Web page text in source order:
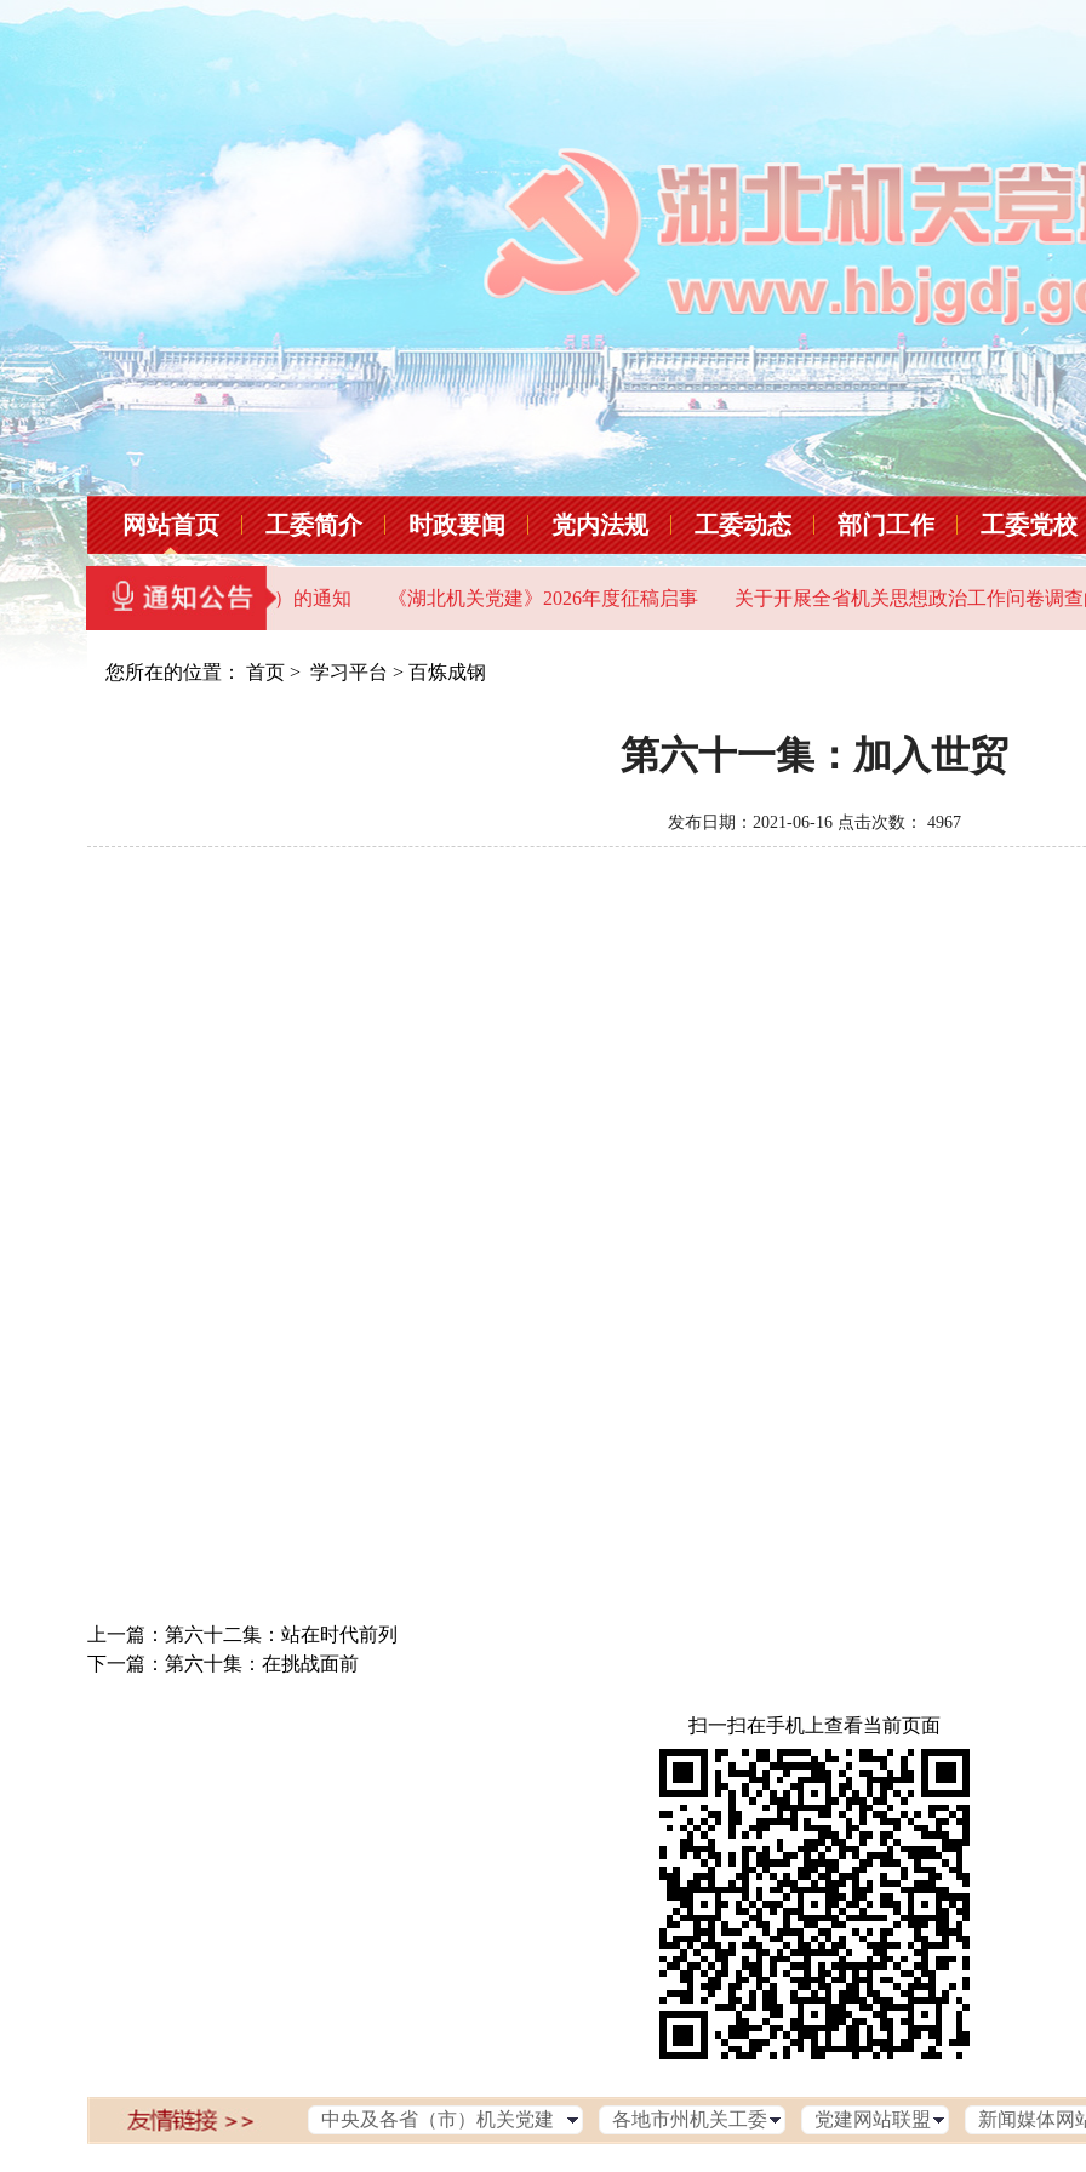
网站首页 工委简介 时政要闻 党内法规 工委动态 部门工作 工委党校
党员干部教育基地（教学点）的通知 《湖北机关党建》2026年度征稿启事 关于开展全省机关思想政治工作问卷调查的
您所在的位置： 首页 > 学习平台 > 百炼成钢
第六十一集：加入世贸
发布日期：2021-06-16 点击次数： 4967
上一篇：第六十二集：站在时代前列
下一篇：第六十集：在挑战面前
扫一扫在手机上查看当前页面